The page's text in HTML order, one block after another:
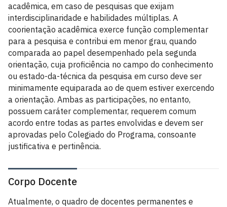
acadêmica, em caso de pesquisas que exijam
interdisciplinaridade e habilidades múltiplas. A
coorientação acadêmica exerce função complementar
para a pesquisa e contribui em menor grau, quando
comparada ao papel desempenhado pela segunda
orientação, cuja proficiência no campo do conhecimento
ou estado-da-técnica da pesquisa em curso deve ser
minimamente equiparada ao de quem estiver exercendo
a orientação. Ambas as participações, no entanto,
possuem caráter complementar, requerem comum
acordo entre todas as partes envolvidas e devem ser
aprovadas pelo Colegiado do Programa, consoante
justificativa e pertinência.
Corpo Docente
Atualmente, o quadro de docentes permanentes e